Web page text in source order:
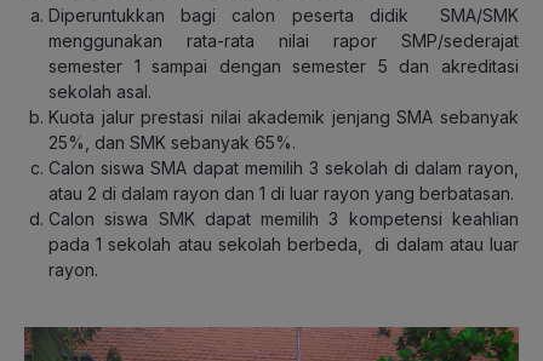
Diperuntukkan bagi calon peserta didik SMA/SMK
menggunakan rata-rata nilai rapor SMP/sederajat
semester 1 sampai dengan semester 5 dan akreditasi
sekolah asal.
Kuota jalur prestasi nilai akademik jenjang SMA sebanyak
25%, dan SMK sebanyak 65%.
Calon siswa SMA dapat memilih 3 sekolah di dalam rayon,
atau 2 di dalam rayon dan 1 di luar rayon yang berbatasan.
Calon siswa SMK dapat memilih 3 kompetensi keahlian
pada 1 sekolah atau sekolah berbeda, di dalam atau luar
rayon.